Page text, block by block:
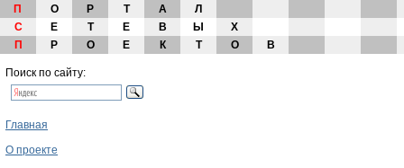
П О Р Т А
Л
С
Е Т Е В Ы
Х
П
Р О Е К Т О В
Поиск по сайту:
Главная
О проекте